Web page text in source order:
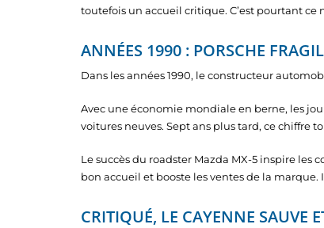
toutefois un accueil critique. C’est pourtant
ANNÉES 1990 : PORSCHE
Dans les années 1990, le constructeur
Avec une économie mondiale en berne, les
voitures neuves. Sept ans plus tard, ce chiffre
Le succès du roadster Mazda MX-5 inspire les
bon accueil et booste les ventes de la marque.
CRITIQUÉ, LE CAYENNE SAUVE